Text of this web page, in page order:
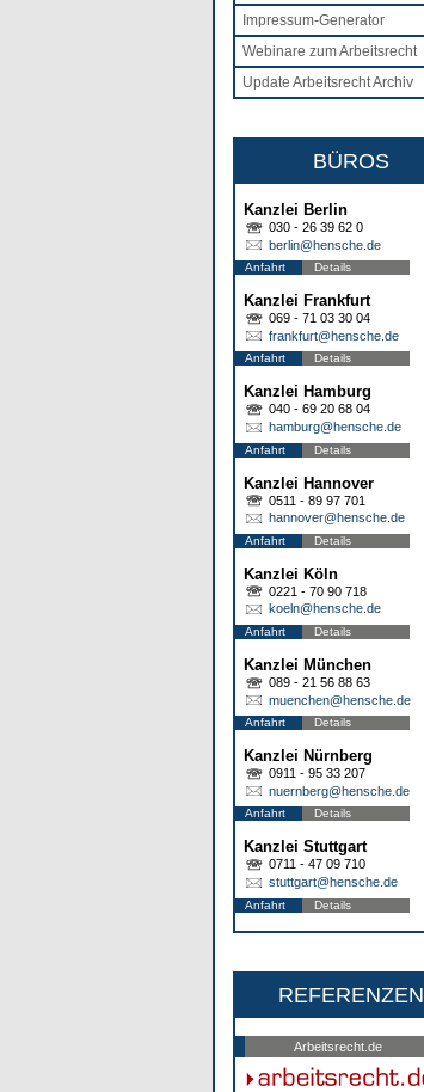
Impressum-Generator
Webinare zum Arbeitsrecht
Update Arbeitsrecht Archiv
BÜROS
Kanzlei Berlin
030 - 26 39 62 0
berlin@hensche.de
Anfahrt Details
Kanzlei Frankfurt
069 - 71 03 30 04
frankfurt@hensche.de
Anfahrt Details
Kanzlei Hamburg
040 - 69 20 68 04
hamburg@hensche.de
Anfahrt Details
Kanzlei Hannover
0511 - 89 97 701
hannover@hensche.de
Anfahrt Details
Kanzlei Köln
0221 - 70 90 718
koeln@hensche.de
Anfahrt Details
Kanzlei München
089 - 21 56 88 63
muenchen@hensche.de
Anfahrt Details
Kanzlei Nürnberg
0911 - 95 33 207
nuernberg@hensche.de
Anfahrt Details
Kanzlei Stuttgart
0711 - 47 09 710
stuttgart@hensche.de
Anfahrt Details
REFERENZEN
Arbeitsrecht.de